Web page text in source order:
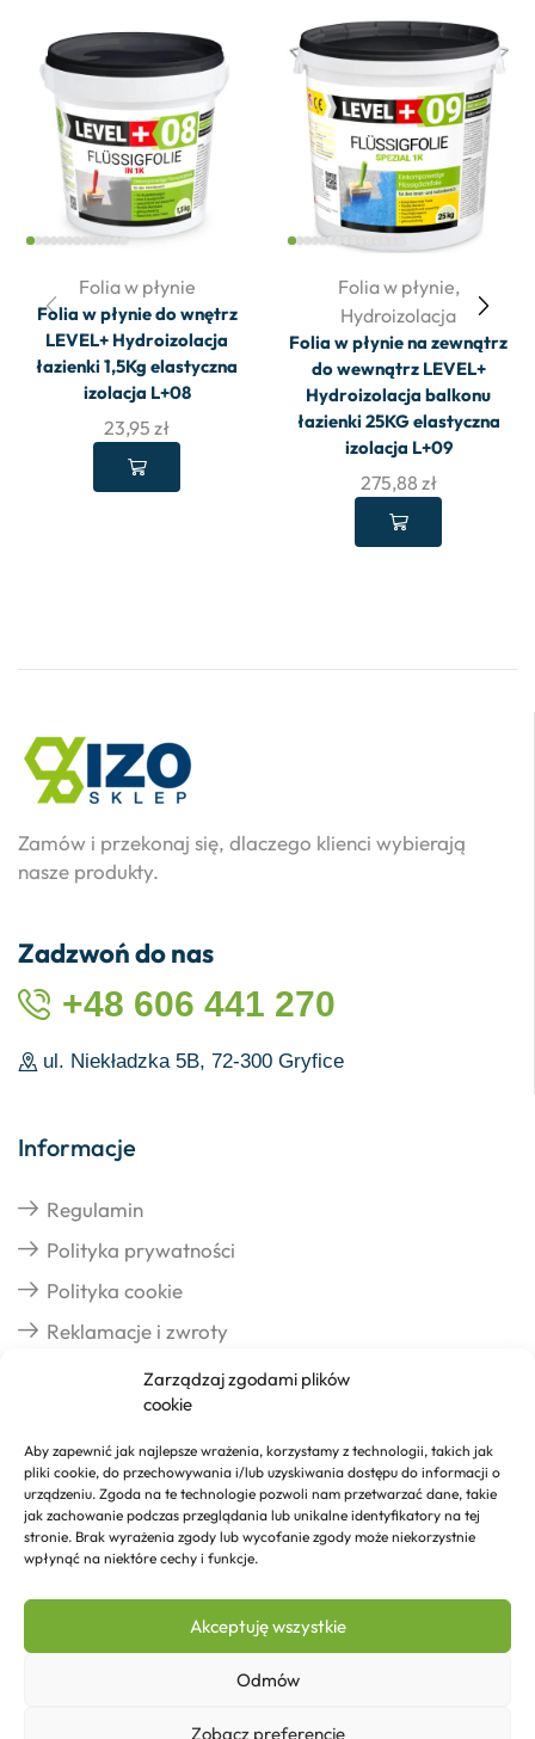
Zarządzaj zgodami plików
cookie
Aby zapewnić jak najlepsze wrażenia, korzystamy z technologii, takich jak
pliki cookie, do przechowywania i/lub uzyskiwania dostępu do informacji o
urządzeniu. Zgoda na te technologie pozwoli nam przetwarzać dane, takie
jak zachowanie podczas przeglądania lub unikalne identyfikatory na tej
stronie. Brak wyrażenia zgody lub wycofanie zgody może niekorzystnie
wpłynąć na niektóre cechy i funkcje.
Akceptuję wszystkie
Odmów
Zobacz preferencje
Folia w płynie
Folia w płynie do wnętrz
LEVEL+ Hydroizolacja
łazienki 1,5Kg elastyczna
izolacja L+08
23,95 zł
Folia w płynie,
Hydroizolacja
Folia w płynie na zewnątrz
do wewnątrz LEVEL+
Hydroizolacja balkonu
łazienki 25KG elastyczna
izolacja L+09
275,88 zł
Zamów i przekonaj się, dlaczego klienci wybierają
nasze produkty.
Zadzwoń do nas
+48 606 441 270
ul. Niekładzka 5B, 72-300 Gryfice
Informacje
Regulamin
Polityka prywatności
Polityka cookie
Reklamacje i zwroty
Realizacja zamówień
Formy płatności
Kontakt